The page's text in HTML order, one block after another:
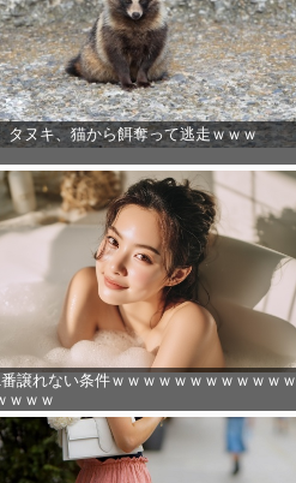
タヌキ、猫から餌奪って逃走ｗｗｗ
譲れない条件ｗｗｗｗｗｗｗｗｗｗｗｗ
ｗｗｗ